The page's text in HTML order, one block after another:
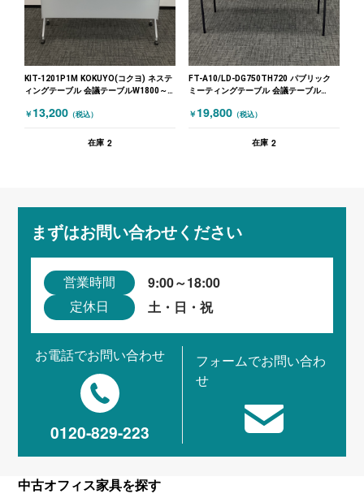
KIT-1201P1M KOKUYO(コクヨ) ネステ
ィングテーブル 会議テーブルW1800～
￥ 13,200 （税込）
在庫 2
FT-A10/LD-DG750TH720 パブリック
ミーティングテーブル 会議テーブル
￥ 19,800 （税込）
在庫 2
まずはお問い合わせください
営業時間 9:00～18:00
定休日 土・日・祝
お電話でお問い合わせ
0120-829-223
フォームでお問い合わ
せ
中古オフィス家具を探す